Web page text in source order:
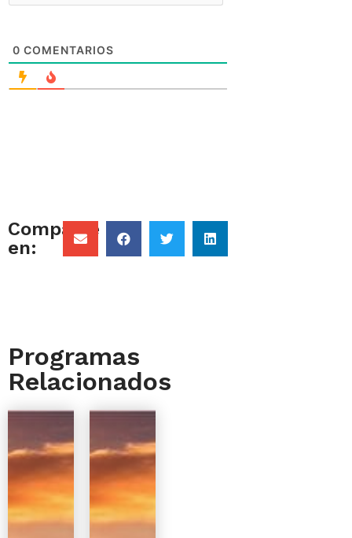
0 COMENTARIOS
Comparte
en:
Programas
Relacionados